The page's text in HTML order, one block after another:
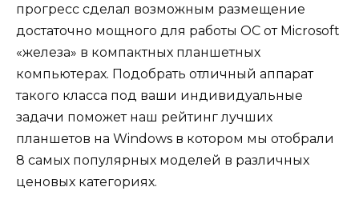
прогресс сделал возможным размещение
достаточно мощного для работы ОС от Microsoft
«железа» в компактных планшетных
компьютерах. Подобрать отличный аппарат
такого класса под ваши индивидуальные
задачи поможет наш рейтинг лучших
планшетов на Windows в котором мы отобрали
8 самых популярных моделей в различных
ценовых категориях.